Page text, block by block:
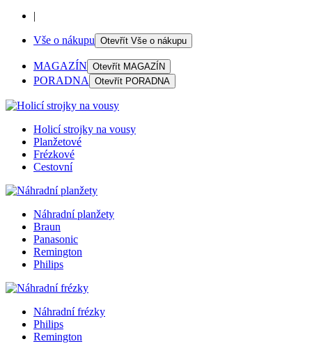
|
Vše o nákupu Otevřít Vše o nákupu
MAGAZÍN Otevřít MAGAZÍN
PORADNA Otevřít PORADNA
Holicí strojky na vousy
Planžetové
Frézkové
Cestovní
Náhradní planžety
Braun
Panasonic
Remington
Philips
Náhradní frézky
Philips
Remington